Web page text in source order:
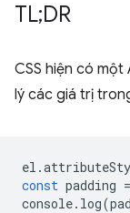
TL;DR
CSS hiện có
lý các giá trị
el .
const padding =
console. log(